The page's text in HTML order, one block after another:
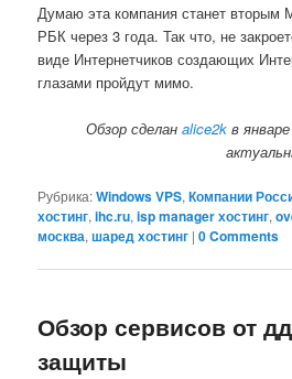
Думаю эта компания станет вторым
РБК через 3 года. Так что, не
виде Интернетчиков создающих
глазами пройдут мимо.
Обзор сделан alice2kв
Рубрика:Windows VPS,Компании
хостинг,ihc.ru,isp manager хостинг,
москва,шаред хостинг |0 Comments
Обзор сервисов от
защиты